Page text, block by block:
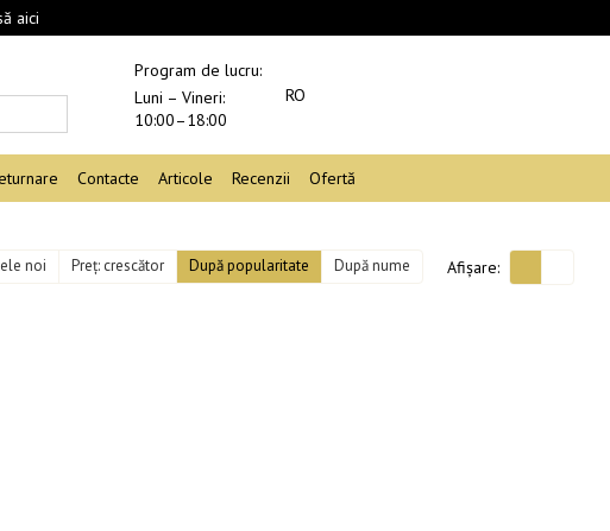
aici
Program de lucru:
Luni – Vineri:
10:00–18:00
RO
Contacte Articole Recenzii Ofertă
noi Preț: crescător După popularitate După nume Afișare: